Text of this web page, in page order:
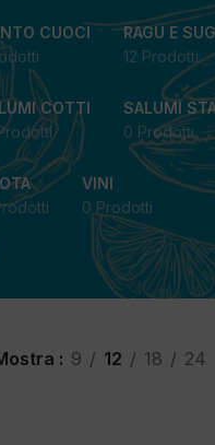
CUOCI
RAGU E
12 Prodotti
COTTI
SALUMI
0 Prodotti
VINI
0 Prodotti
9 12 18 24